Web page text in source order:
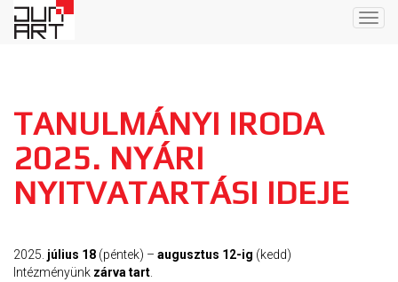
TANULMÁNYI IRODA
2025. NYÁRI
NYITVATARTÁSI IDEJE
2025. július 18 (péntek) – augusztus 12-ig (kedd)
Intézményünk zárva tart